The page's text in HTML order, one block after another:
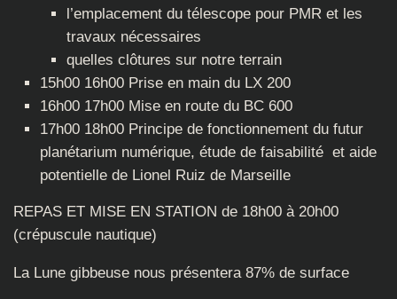
l’emplacement du télescope pour PMR et les
travaux nécessaires
quelles clôtures sur notre terrain
15h00 16h00 Prise en main du LX 200
16h00 17h00 Mise en route du BC 600
17h00 18h00 Principe de fonctionnement du futur
planétarium numérique, étude de faisabilité et aide
potentielle de Lionel Ruiz de Marseille
REPAS ET MISE EN STATION de 18h00 à 20h00
(crépuscule nautique)
La Lune gibbeuse nous présentera 87% de surface